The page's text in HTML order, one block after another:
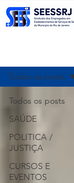
Todos os posts
SAÚDE
POLITICA /
JUSTIÇA
CURSOS E
EVENTOS
Todos os posts